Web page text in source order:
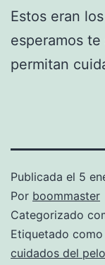
Estos eran
esperamos
permitan
Publicada el 5
Por boommaster
Categorizado
Etiquetado como
cuidados del pelo